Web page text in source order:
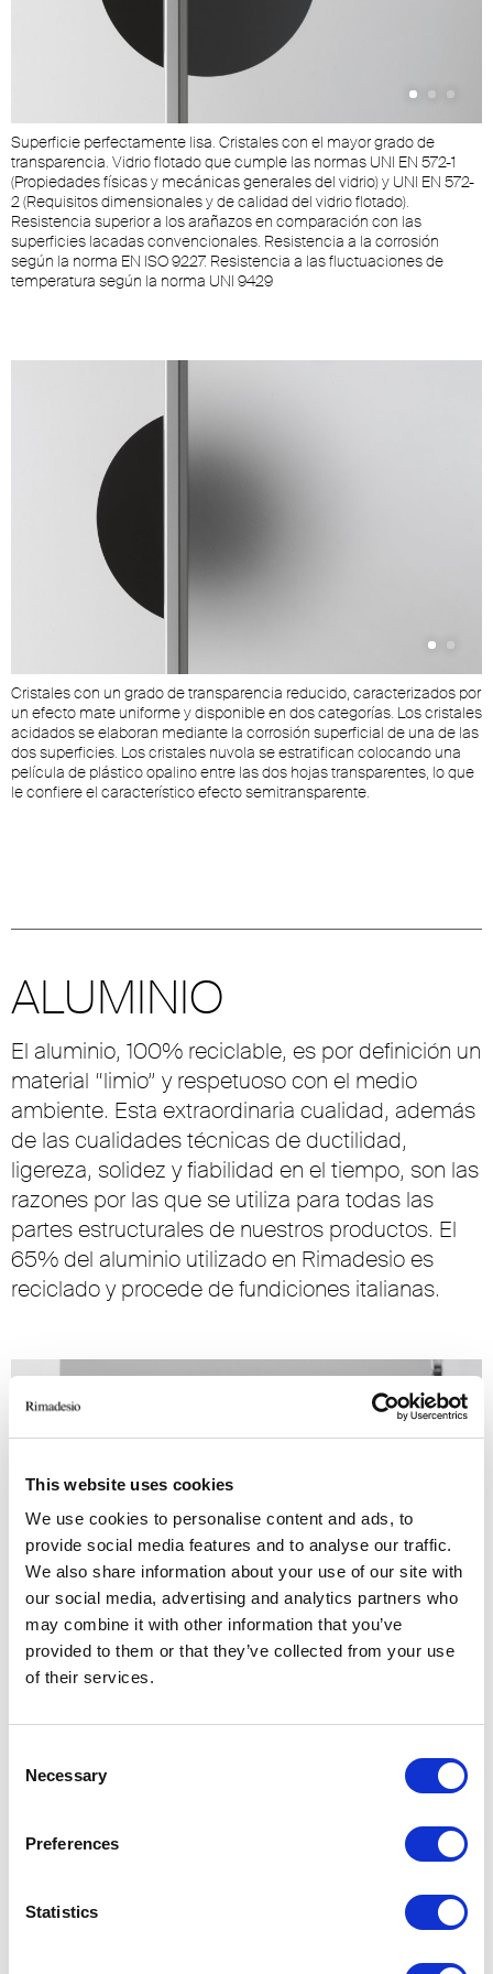
This website uses cookies
We use cookies to personalise content and ads, to
provide social media features and to analyse our traffic.
We also share information about your use of our site with
our social media, advertising and analytics partners who
may combine it with other information that you’ve
provided to them or that they’ve collected from your use
of their services.
Selection
Necessary
Preferences
Statistics
Superficie perfectamente lisa. Cristales con el mayor grado de
transparencia. Vidrio flotado que cumple las normas UNI EN 572-1
(Propiedades físicas y mecánicas generales del vidrio) y UNI EN 572-
2 (Requisitos dimensionales y de calidad del vidrio flotado).
Resistencia superior a los arañazos en comparación con las
superficies lacadas convencionales. Resistencia a la corrosión
según la norma EN ISO 9227. Resistencia a las fluctuaciones de
temperatura según la norma UNI 9429
Cristales con un grado de transparencia reducido, caracterizados por
un efecto mate uniforme y disponible en dos categorías. Los cristales
acidados se elaboran mediante la corrosión superficial de una de las
dos superficies. Los cristales nuvola se estratifican colocando una
película de plástico opalino entre las dos hojas transparentes, lo que
le confiere el característico efecto semitransparente.
ALUMINIO
El aluminio, 100% reciclable, es por definición un
material “limio” y respetuoso con el medio
ambiente. Esta extraordinaria cualidad, además
de las cualidades técnicas de ductilidad,
ligereza, solidez y fiabilidad en el tiempo, son las
razones por las que se utiliza para todas las
partes estructurales de nuestros productos. El
65% del aluminio utilizado en Rimadesio es
reciclado y procede de fundiciones italianas.
Mute Settings
Play
El aluminio y sus aleaciones se caracterizan por
hecho, el peso específico del aluminio (2,71
kg/dm3) es aproximadamente un tercio que el
del acero ordinario (7,8 kg/dm3). Esta
característica, junto con su resistencia a la
conductividad eléctrica y su ductilidad, ha